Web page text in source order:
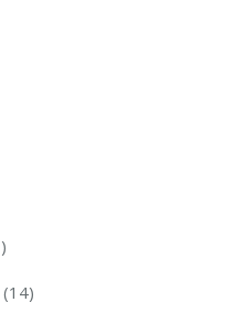
3
1414